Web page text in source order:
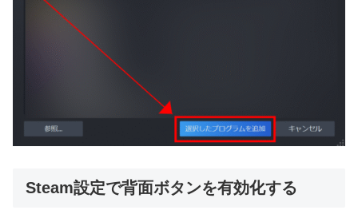
Steam設定で背面ボタンを有効化する